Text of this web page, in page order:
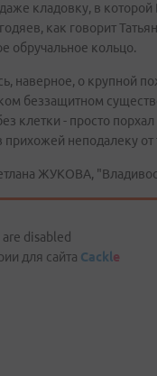
кладовку, в
как говорит
обручальное кольцо.
наверное, о крупной
беззащитном
клетки - просто
прихожей неподалеку от
ЖУКОВА,
disabled
для сайта Cackle